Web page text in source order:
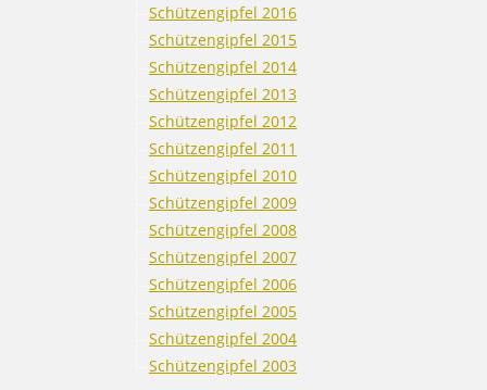
Schützengipfel 2016
Schützengipfel 2015
Schützengipfel 2014
Schützengipfel 2013
Schützengipfel 2012
Schützengipfel 2011
Schützengipfel 2010
Schützengipfel 2009
Schützengipfel 2008
Schützengipfel 2007
Schützengipfel 2006
Schützengipfel 2005
Schützengipfel 2004
Schützengipfel 2003